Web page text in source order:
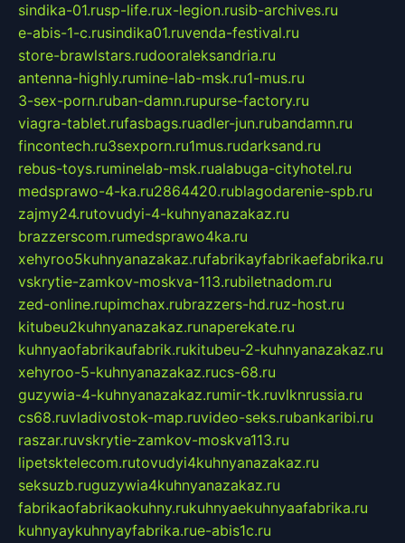
sindika-01.rusp-life.rux-legion.rusib-archives.ru
e-abis-1-c.rusindika01.ruvenda-festival.ru
store-brawlstars.rudooraleksandria.ru
antenna-highly.rumine-lab-msk.ru1-mus.ru
3-sex-porn.ruban-damn.rupurse-factory.ru
viagra-tablet.rufasbags.ruadler-jun.rubandamn.ru
fincontech.ru3sexporn.ru1mus.rudarksand.ru
rebus-toys.ruminelab-msk.rualabuga-cityhotel.ru
medsprawo-4-ka.ru2864420.rublagodarenie-spb.ru
zajmy24.rutovudyi-4-kuhnyanazakaz.ru
brazzerscom.rumedsprawo4ka.ru
xehyroo5kuhnyanazakaz.rufabrikayfabrikaefabrika.ru
vskrytie-zamkov-moskva-113.rubiletnadom.ru
zed-online.rupimchax.rubrazzers-hd.ruz-host.ru
kitubeu2kuhnyanazakaz.runaperekate.ru
kuhnyaofabrikaufabrik.rukitubeu-2-kuhnyanazakaz.ru
xehyroo-5-kuhnyanazakaz.rucs-68.ru
guzywia-4-kuhnyanazakaz.rumir-tk.ruvlknrussia.ru
cs68.ruvladivostok-map.ruvideo-seks.rubankaribi.ru
raszar.ruvskrytie-zamkov-moskva113.ru
lipetsktelecom.rutovudyi4kuhnyanazakaz.ru
seksuzb.ruguzywia4kuhnyanazakaz.ru
fabrikaofabrikaokuhny.rukuhnyaekuhnyaafabrika.ru
kuhnyaykuhnyayfabrika.rue-abis1c.ru